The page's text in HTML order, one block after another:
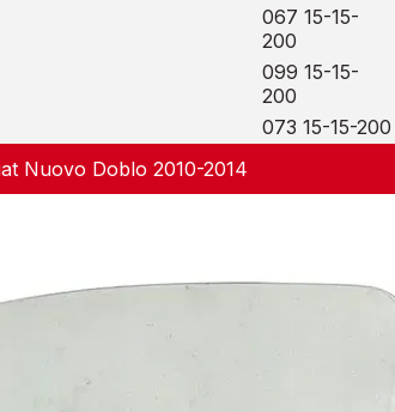
067 15-15-
200
099 15-15-
200
073 15-15-200
Nuovo Doblo 2010-2014